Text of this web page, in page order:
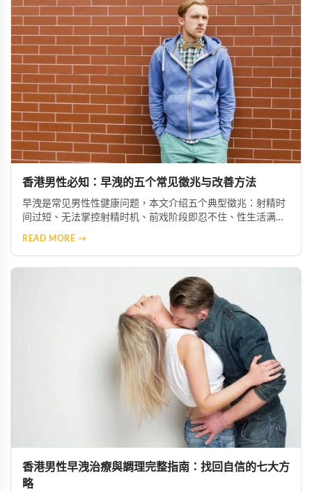
香港男性必知：早洩的五个常见徵兆与改善方法
早洩是常见男性性健康问题，本文介绍五个典型徵兆：射精时
间过短、无法掌控射精时机、前戏阶段即忍不住、性生活满足
READ MORE →
香港男性早洩治療與調理完整指南：找回自信的七大方
略